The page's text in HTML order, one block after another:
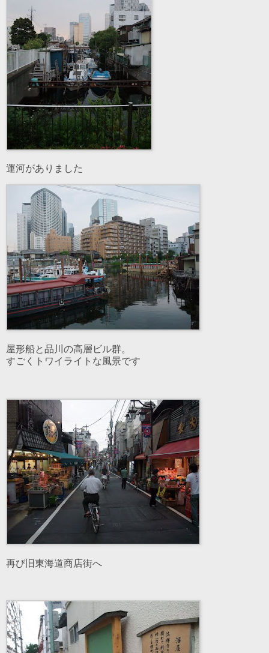
運河がありました
屋形船と品川の高層ビル群。
すごくトワイライトな風景です
再び旧東海道商店街へ